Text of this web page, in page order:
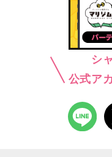
シ
公式ア